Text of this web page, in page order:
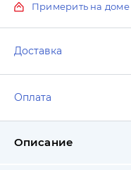
Примерить на доме
Доставка
Оплата
Описание